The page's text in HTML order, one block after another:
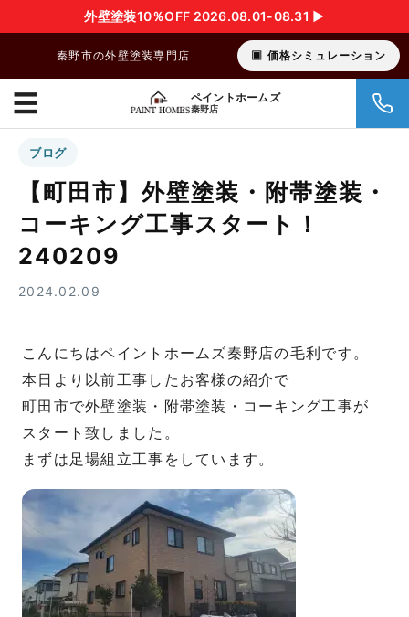
外壁塗装10％OFF 2026.08.01-08.31 ▶︎
秦野市の外壁塗装専門店 価格シミュレーション
ペイントホームズ
秦野店
☰
ブログ
【町田市】外壁塗装・附帯塗装・
コーキング工事スタート！
240209
2024.02.09
こんにちはペイントホームズ秦野店の毛利です。
本日より以前工事したお客様の紹介で
町田市で外壁塗装・附帯塗装・コーキング工事が
スタート致しました。
まずは足場組立工事をしています。